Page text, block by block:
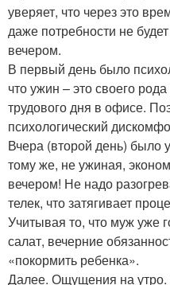
уверяет, что через это
даже потребности не
вечером.
В первый день было
что ужин – это своего
трудового дня в офисе.
психологический
Вчера (второй день) было
тому же, не ужиная,
вечером! Не надо
телек, что затягивает
Учитывая то, что муж уже
салат, вечерние
«покормить ребенка».
Далее. Ощущения на утро.